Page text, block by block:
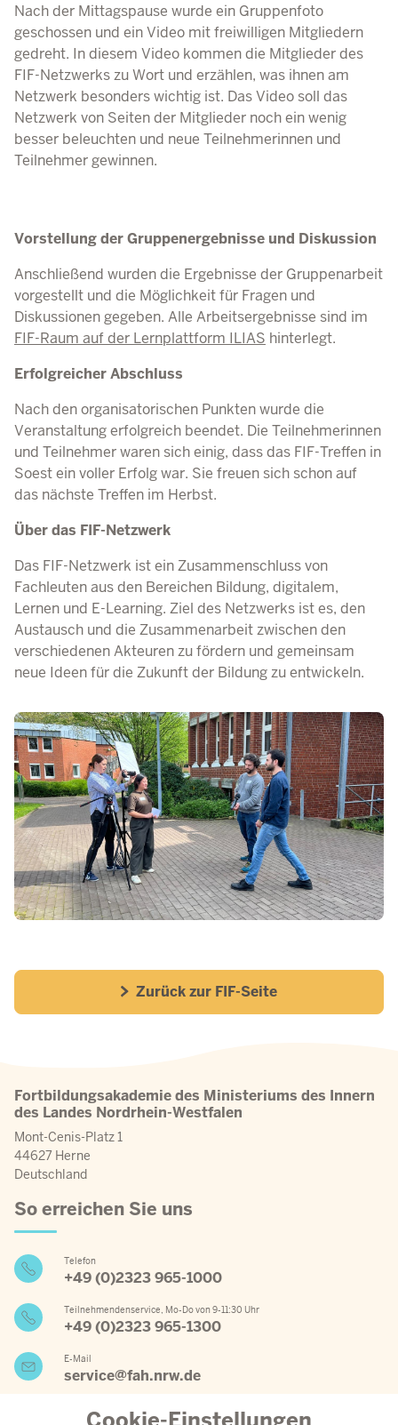
Nach der Mittagspause wurde ein Gruppenfoto
geschossen und ein Video mit freiwilligen Mitgliedern
gedreht. In diesem Video kommen die Mitglieder des
FIF-Netzwerks zu Wort und erzählen, was ihnen am
Netzwerk besonders wichtig ist. Das Video soll das
Netzwerk von Seiten der Mitglieder noch ein wenig
besser beleuchten und neue Teilnehmerinnen und
Teilnehmer gewinnen.
Vorstellung der Gruppenergebnisse und Diskussion
Anschließend wurden die Ergebnisse der Gruppenarbeit
vorgestellt und die Möglichkeit für Fragen und
Diskussionen gegeben. Alle Arbeitsergebnisse sind im
FIF-Raum auf der Lernplattform ILIAS hinterlegt.
Erfolgreicher Abschluss
Nach den organisatorischen Punkten wurde die
Veranstaltung erfolgreich beendet. Die Teilnehmerinnen
und Teilnehmer waren sich einig, dass das FIF-Treffen in
Soest ein voller Erfolg war. Sie freuen sich schon auf
das nächste Treffen im Herbst.
Über das FIF-Netzwerk
Das FIF-Netzwerk ist ein Zusammenschluss von
Fachleuten aus den Bereichen Bildung, digitalem,
Lernen und E-Learning. Ziel des Netzwerks ist es, den
Austausch und die Zusammenarbeit zwischen den
verschiedenen Akteuren zu fördern und gemeinsam
neue Ideen für die Zukunft der Bildung zu entwickeln.
Zurück zur FIF-Seite
Fortbildungsakademie des Ministeriums des Innern
des Landes Nordrhein-Westfalen
Mont-Cenis-Platz 1
44627 Herne
Deutschland
So erreichen Sie uns
Telefon
+49 (0)2323 965-1000
Teilnehmendenservice, Mo-Do von 9-11:30 Uhr
+49 (0)2323 965-1300
E-Mail
service@fah.nrw.de